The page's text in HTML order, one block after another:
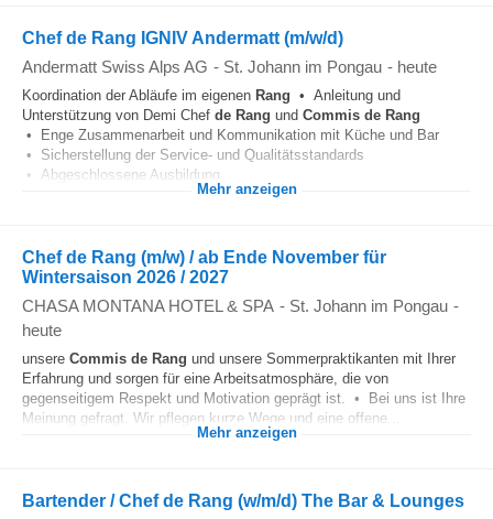
Chef de Rang IGNIV Andermatt (m/w/d)
Andermatt Swiss Alps AG - St. Johann im Pongau - heute
Koordination der Abläufe im eigenen Rang • Anleitung und
Unterstützung von Demi Chef de Rang und Commis de Rang
• Enge Zusammenarbeit und Kommunikation mit Küche und Bar
• Sicherstellung der Service- und Qualitätsstandards
• Abgeschlossene Ausbildung...
Mehr anzeigen
Chef de Rang (m/w) / ab Ende November für
Wintersaison 2026 / 2027
CHASA MONTANA HOTEL & SPA - St. Johann im Pongau -
heute
unsere Commis de Rang und unsere Sommerpraktikanten mit Ihrer
Erfahrung und sorgen für eine Arbeitsatmosphäre, die von
gegenseitigem Respekt und Motivation geprägt ist. • Bei uns ist Ihre
Meinung gefragt. Wir pflegen kurze Wege und eine offene...
Mehr anzeigen
Bartender / Chef de Rang (w/m/d) The Bar & Lounges